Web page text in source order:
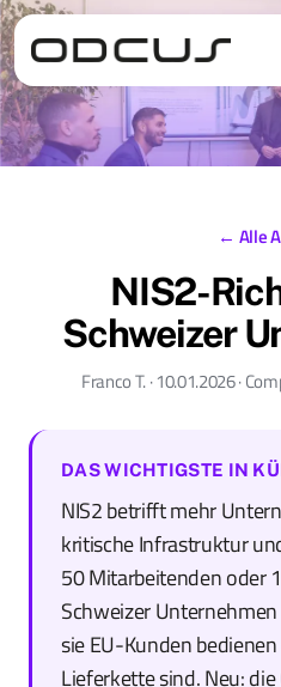
← Alle
NIS2-
Schweizer
Franco T. · 10.01.2026 ·
DAS WICHTIGSTE IN
NIS2 betrifft mehr
kritische Infrastruktur
50 Mitarbeitenden oder
Schweizer
sie EU-Kunden
Lieferkette sind. Neu: